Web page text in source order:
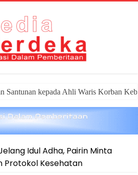
Santunan kepada Ahli Waris Korban
Idul Adha, Pairin Minta
Protokol Kesehatan